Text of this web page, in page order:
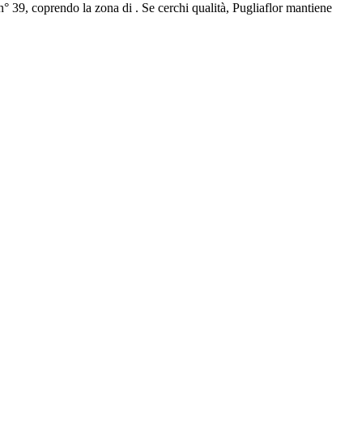
39, coprendo la zona di . Se cerchi qualità, Pugliaflor mantiene